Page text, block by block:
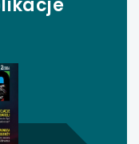
się w nowej karcie
się w nowej karcie
się w nowej karcie